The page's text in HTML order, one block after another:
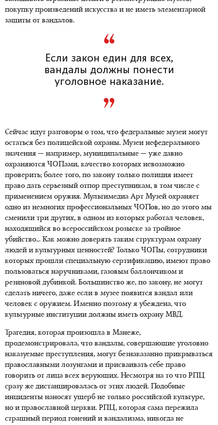
покупку произведений искусства и не иметь элементарной
защиты от вандалов.
Если закон един для всех,
вандалы должны понести
уголовное наказание.
Сейчас идут разговоры о том, что федеральные музеи могут
остаться без полицейской охраны. Музеи нефедерального
значения — например, муниципальные — уже давно
охраняются ЧОПами, качество которых невозможно
проверить; более того, по закону только полиция имеет
право дать серьезный отпор преступникам, в том числе с
применением оружия. Мультимедиа Арт Музей охраняет
одно из немногих профессиональных ЧОПов, но до этого мы
сменили три других, в одном из которых работал человек,
находящийся во всероссийском розыске за тройное
убийство... Как можно доверять таким структурам охрану
людей и культурных ценностей? Только ЧОПы, сотрудники
которых прошли специальную сертификацию, имеют право
пользоваться наручниками, газовым баллончиком и
резиновой дубинкой. Большинство же, по закону, не могут
сделать ничего, даже если в музее появится вандал или
человек с оружием. Именно поэтому я убеждена, что
культурные институции должны иметь охрану МВД.
Трагедия, которая произошла в Манеже,
продемонстрировала, что вандалы, совершающие уголовно
наказуемые преступления, могут безнаказанно прикрываться
православными лозунгами и присваивать себе право
говорить от лица всех верующих. Несмотря на то что РПЦ
сразу же дистанцировалась от этих людей. Подобные
инциденты наносят ущерб не только российской культуре,
но и православной церкви. РПЦ, которая сама пережила
страшный период гонений и вандализма, никогда не